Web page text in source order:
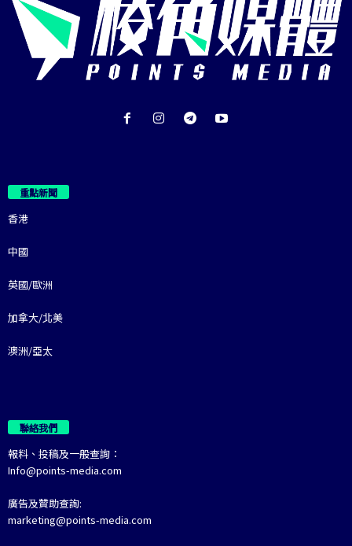
重點新聞
香港
中國
英國/歐洲
加拿大/北美
澳洲/亞太
聯絡我們
報料、投稿及一般查詢：
Info@points-media.com
廣告及贊助查詢:
marketing@points-media.com